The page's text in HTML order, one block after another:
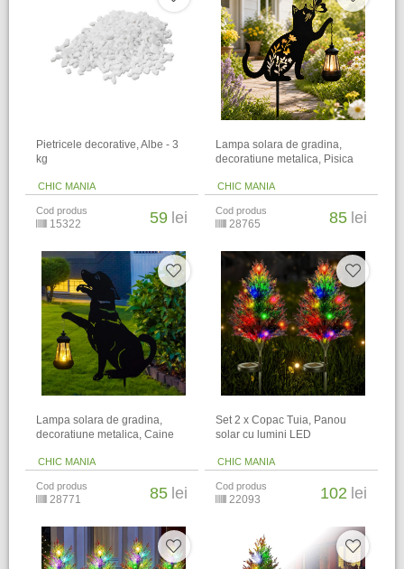
Pietricele decorative, Albe - 3
kg
CHIC MANIA
Cod produs
15322 59 lei
Lampa solara de gradina,
decoratiune metalica, Pisica
CHIC MANIA
Cod produs
28765 85 lei
Lampa solara de gradina,
decoratiune metalica, Caine
CHIC MANIA
Cod produs
28771 85 lei
Set 2 x Copac Tuia, Panou
solar cu lumini LED
CHIC MANIA
Cod produs
22093 102 lei